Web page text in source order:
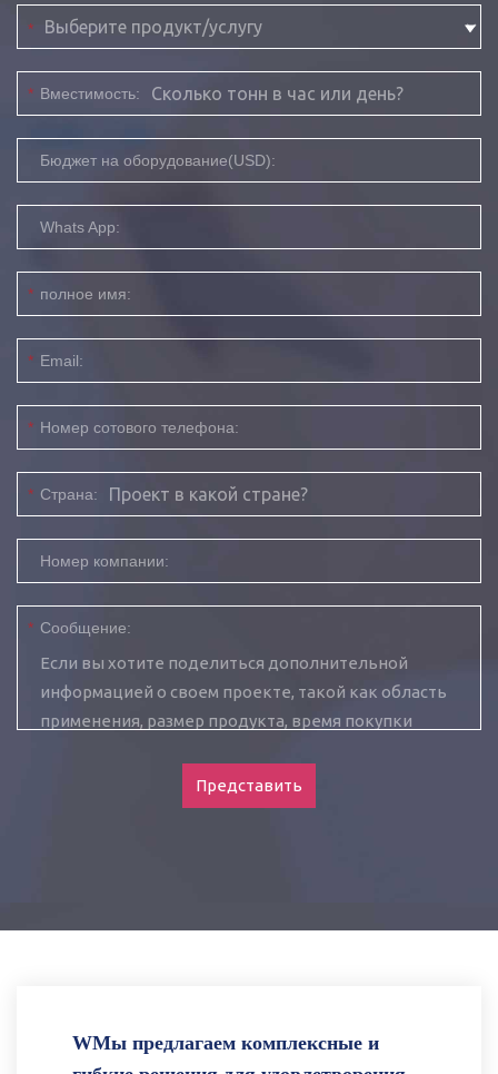
*
* Вместимость:
Бюджет на оборудование(USD):
Whats App:
* полное имя:
* Email:
* Номер сотового телефона:
* Страна:
Номер компании:
* Сообщение:
Представить
WМы предлагаем комплексные и